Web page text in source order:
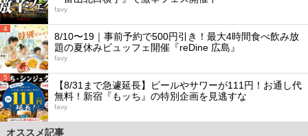
favy
4
8/10〜19｜事前予約で500円引き！最大4時間食べ飲み放
題の夏休みビュッフェ開催『reDine 広島』
favy
5
【8/31まで急遽延長】ビールやサワーが111円！お通し代
無料！新宿『もッち』の特別企画を見逃すな
favy
オススメ記事